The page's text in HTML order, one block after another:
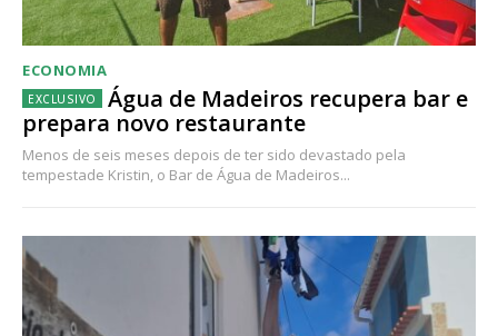
ECONOMIA
Água de Madeiros recupera bar e
prepara novo restaurante
Menos de seis meses depois de ter sido devastado pela
tempestade Kristin, o Bar de Água de Madeiros...